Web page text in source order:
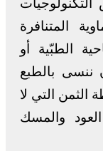
المتنافرة
الطبّية أو
ننسى بالطبع
الثمن التي لا
والمسك